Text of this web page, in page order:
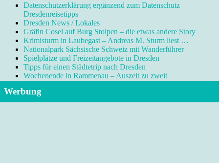
Datenschutzerklärung ergänzend zum Datenschutz
Dresdenreisetipps
Dresden News / Lokales
Gräfin Cosel auf Burg Stolpen – die etwas andere Story
Krimisturm in Laubegast – Andreas M. Sturm liest …
Nationalpark Sächsische Schweiz mit Wanderführer
Spielplätze und Freizeitangebote in Dresden
Tipps für einen Städtetrip nach Dresden
Wochenende in Rammenau – Auszeit zu zweit
Werbung